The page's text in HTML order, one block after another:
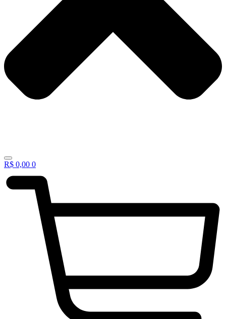
R$ 0,00 0